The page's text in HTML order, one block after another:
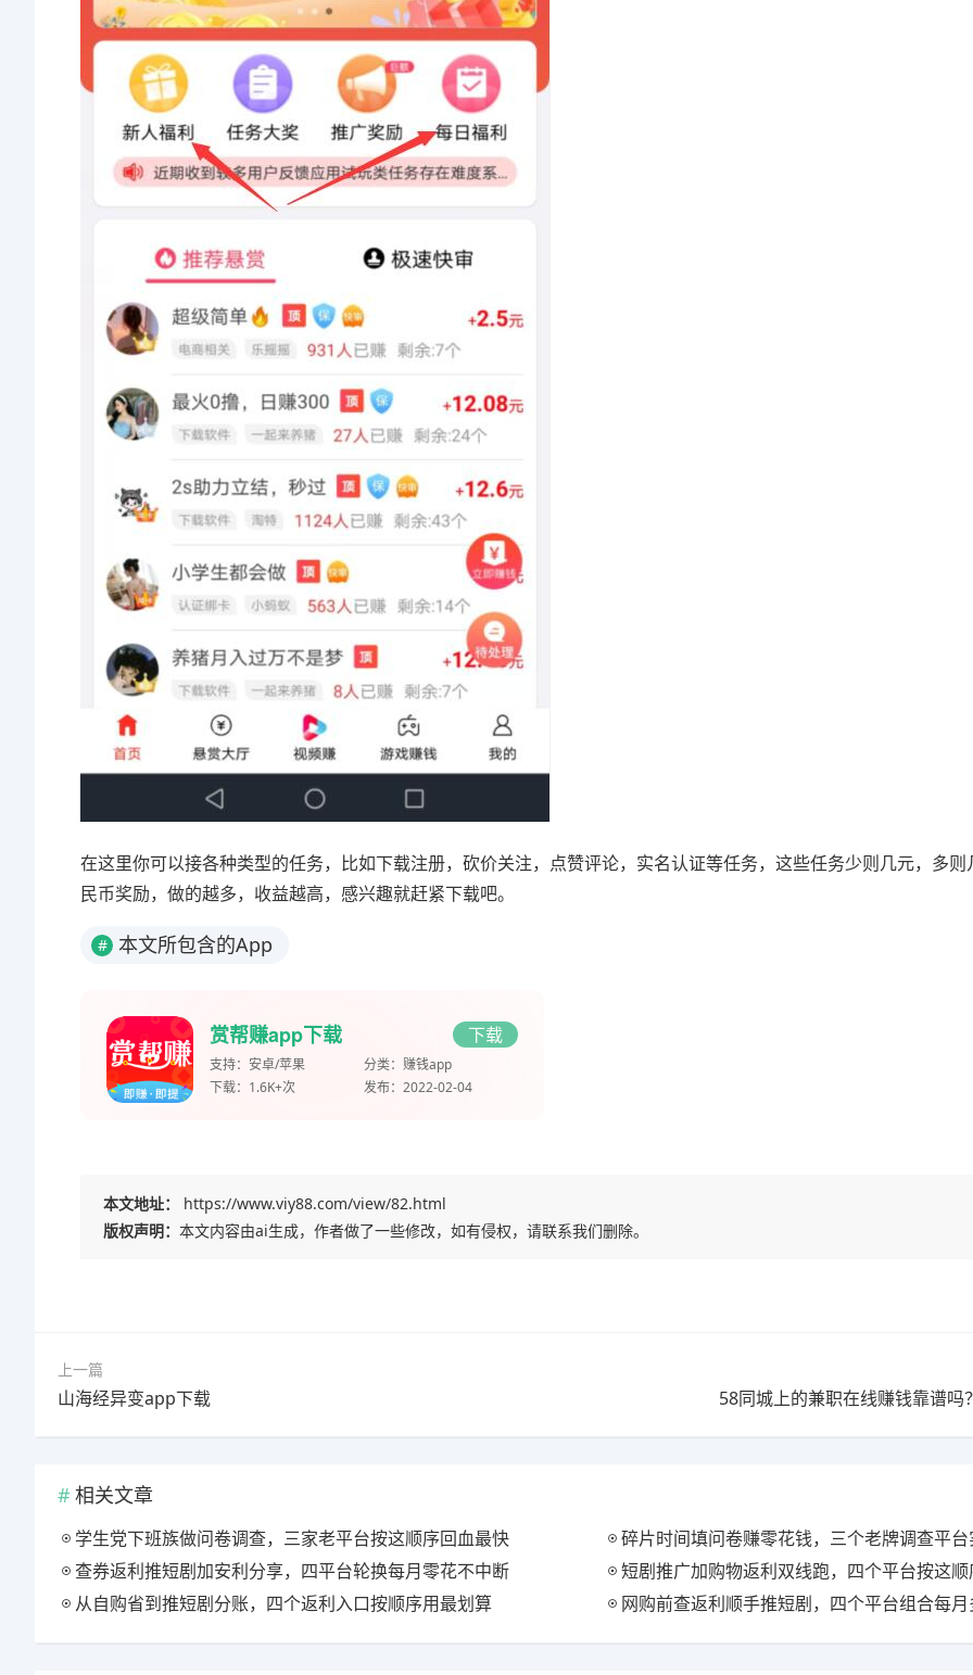
在这里你可以接各种类型的任务，比如下载注册，砍价关注，点赞评论，实名认证等任务，这些任务少则几元，多则
民币奖励，做的越多，收益越高，感兴趣就赶紧下载吧。
# 本文所包含的App
赏帮赚app下载 下载
支持： 安卓/苹果 分类： 赚钱app
下载： 1.6K+次 发布： 2022-02-04
本文地址：
https://www.viy88.com/view/82.html
版权声明： 本文内容由ai生成，作者做了一些修改，如有侵权，请联系我们删除。
上一篇
山海经异变app下载 58同城上的兼职在线赚钱靠谱吗
相关文章
学生党下班族做问卷调查，三家老平台按这顺序回血最快
碎片时间填问卷赚零花钱，三个老牌调查平
查券返利推短剧加安利分享，四平台轮换每月零花不中断
短剧推广加购物返利双线跑，四个平台按这
从自购省到推短剧分账，四个返利入口按顺序用最划算
网购前查返利顺手推短剧，四个平台组合每